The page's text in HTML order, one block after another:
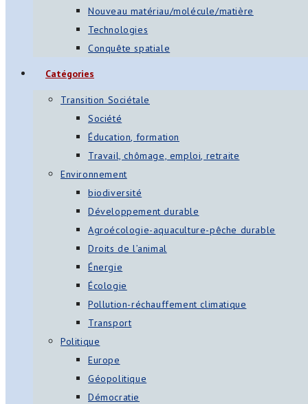
Nouveau matériau/molécule/matière
Technologies
Conquête spatiale
Catégories
Transition Sociétale
Société
Éducation, formation
Travail, chômage, emploi, retraite
Environnement
biodiversité
Développement durable
Agroécologie-aquaculture-pêche durable
Droits de l’animal
Énergie
Écologie
Pollution-réchauffement climatique
Transport
Politique
Europe
Géopolitique
Démocratie